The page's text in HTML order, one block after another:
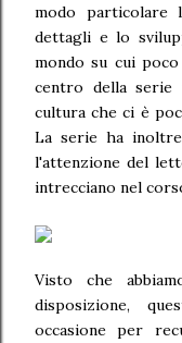
modo particolare
dettagli e lo
mondo su cui
centro della
cultura che ci è
La serie ha
l'attenzione del
intrecciano nel
Visto che
disposizione,
occasione per